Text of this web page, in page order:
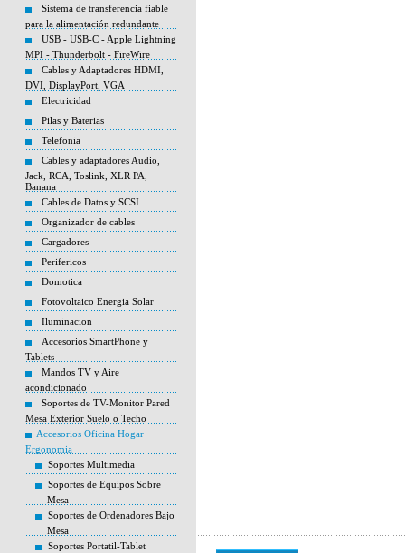
Sistema de transferencia fiable
para la alimentación redundante
USB - USB-C - Apple Lightning
MPI - Thunderbolt - FireWire
Cables y Adaptadores HDMI,
DVI, DisplayPort, VGA
Electricidad
Pilas y Baterias
Telefonia
Cables y adaptadores Audio,
Jack, RCA, Toslink, XLR PA,
Banana
Cables de Datos y SCSI
Organizador de cables
Cargadores
Perifericos
Domotica
Fotovoltaico Energia Solar
Iluminacion
Accesorios SmartPhone y
Tablets
Mandos TV y Aire
acondicionado
Soportes de TV-Monitor Pared
Mesa Exterior Suelo o Techo
Accesorios Oficina Hogar
Ergonomia
Soportes Multimedia
Soportes de Equipos Sobre
Mesa
Soportes de Ordenadores Bajo
Mesa
Soportes Portatil-Tablet